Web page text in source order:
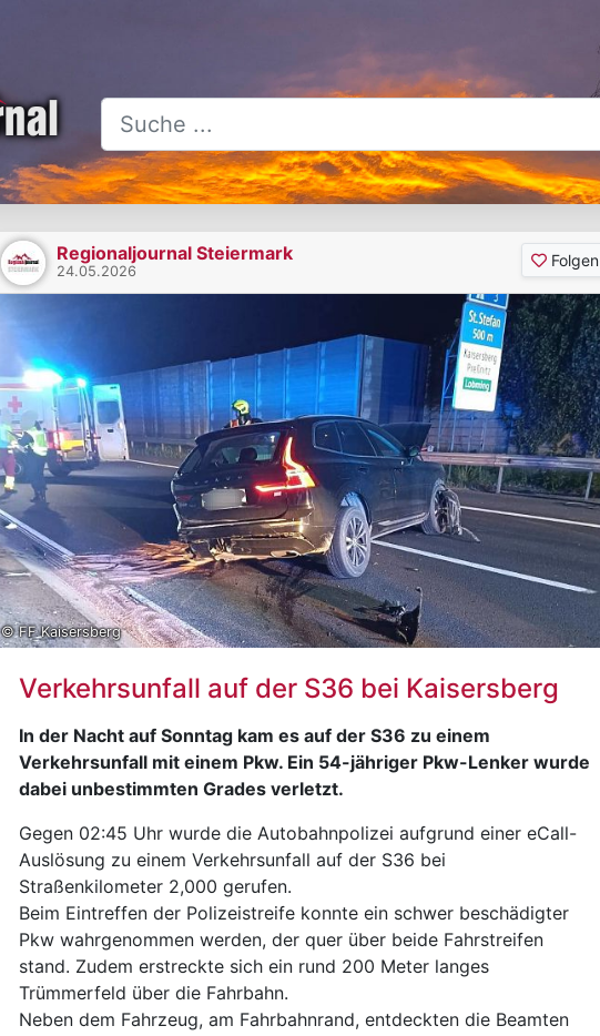
Regionaljournal Steiermark
24.05.2026
Folgen
© FF Kaisersberg
Verkehrsunfall auf der S36 bei Kaisersberg
In der Nacht auf Sonntag kam es auf der S36 zu einem
Verkehrsunfall mit einem Pkw. Ein 54-jähriger Pkw-Lenker wurde
dabei unbestimmten Grades verletzt.
Gegen 02:45 Uhr wurde die Autobahnpolizei aufgrund einer eCall-
Auslösung zu einem Verkehrsunfall auf der S36 bei
Straßenkilometer 2,000 gerufen.
Beim Eintreffen der Polizeistreife konnte ein schwer beschädigter
Pkw wahrgenommen werden, der quer über beide Fahrstreifen
stand. Zudem erstreckte sich ein rund 200 Meter langes
Trümmerfeld über die Fahrbahn.
Neben dem Fahrzeug, am Fahrbahnrand, entdeckten die Beamten